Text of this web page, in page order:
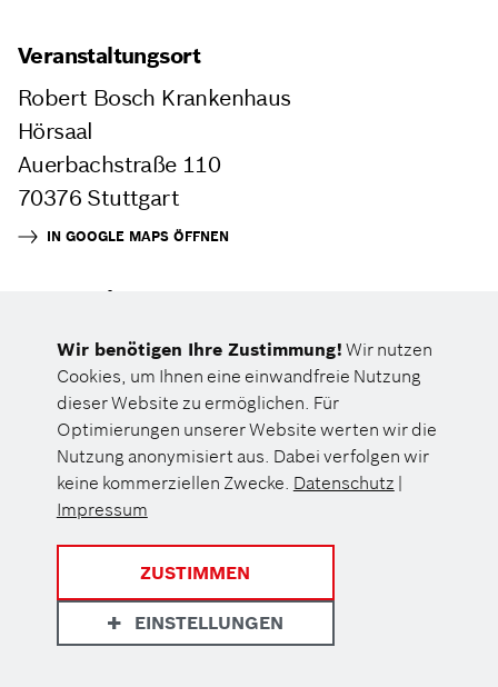
Veranstaltungsort
Robert Bosch Krankenhaus
Hörsaal
Auerbachstraße 110
70376 Stuttgart
IN GOOGLE MAPS ÖFFNEN
Veranstalter
Bosch Health Campus
Wir benötigen Ihre Zustimmung! Wir nutzen
Cookies, um Ihnen eine einwandfreie Nutzung
dieser Website zu ermöglichen. Für
Optimierungen unserer Website werten wir die
Nutzung anonymisiert aus. Dabei verfolgen wir
keine kommerziellen Zwecke. Datenschutz |
Impressum
ZUSTIMMEN
EINSTELLUNGEN